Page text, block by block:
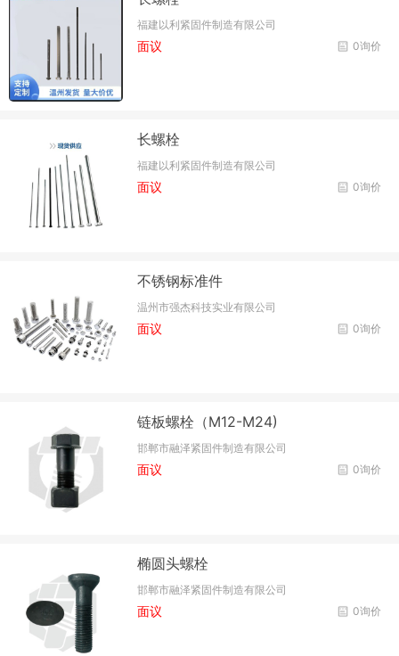
福建以利紧固件制造有限公司
0询价
面议
长螺栓
福建以利紧固件制造有限公司
0询价
面议
不锈钢标准件
温州市强杰科技实业有限公司
0询价
面议
链板螺栓（M12-M24)
邯郸市融泽紧固件制造有限公司
0询价
面议
椭圆头螺栓
邯郸市融泽紧固件制造有限公司
0询价
面议